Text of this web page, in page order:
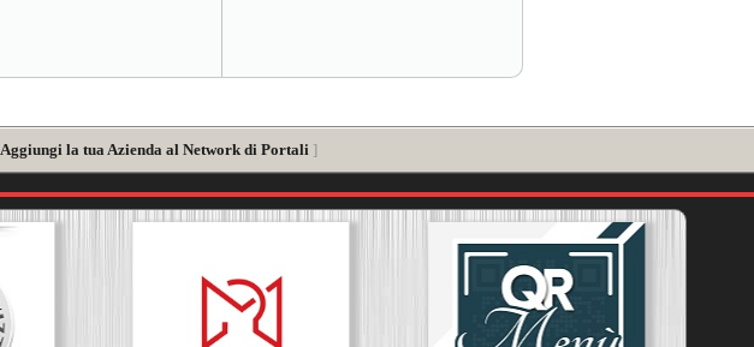
Aggiungi la tua Azienda al Network di Portali ]